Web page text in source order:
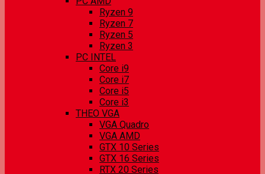
Ryzen 9
Ryzen 7
Ryzen 5
Ryzen 3
PC INTEL
Core i9
Core i7
Core i5
Core i3
THEO VGA
VGA Quadro
VGA AMD
GTX 10 Series
GTX 16 Series
RTX 20 Series